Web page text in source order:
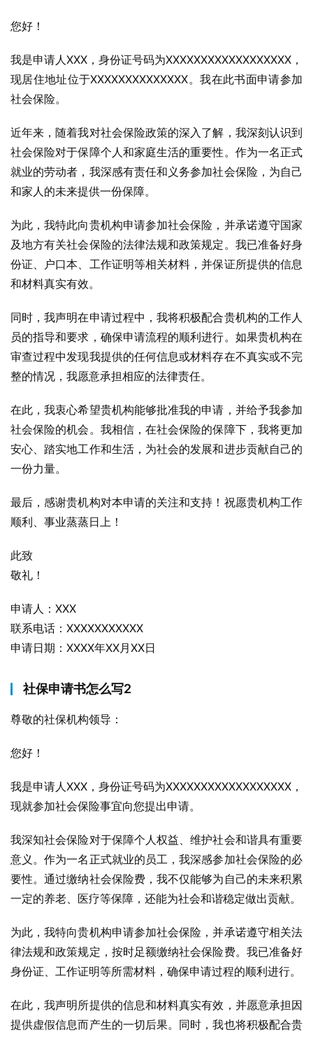
您好！
我是申请人XXX，身份证号码为XXXXXXXXXXXXXXXXXX，
现居住地址位于XXXXXXXXXXXXXX。我在此书面申请参加
社会保险。
近年来，随着我对社会保险政策的深入了解，我深刻认识到
社会保险对于保障个人和家庭生活的重要性。作为一名正式
就业的劳动者，我深感有责任和义务参加社会保险，为自己
和家人的未来提供一份保障。
为此，我特此向贵机构申请参加社会保险，并承诺遵守国家
及地方有关社会保险的法律法规和政策规定。我已准备好身
份证、户口本、工作证明等相关材料，并保证所提供的信息
和材料真实有效。
同时，我声明在申请过程中，我将积极配合贵机构的工作人
员的指导和要求，确保申请流程的顺利进行。如果贵机构在
审查过程中发现我提供的任何信息或材料存在不真实或不完
整的情况，我愿意承担相应的法律责任。
在此，我衷心希望贵机构能够批准我的申请，并给予我参加
社会保险的机会。我相信，在社会保险的保障下，我将更加
安心、踏实地工作和生活，为社会的发展和进步贡献自己的
一份力量。
最后，感谢贵机构对本申请的关注和支持！祝愿贵机构工作
顺利、事业蒸蒸日上！
此致
敬礼！
申请人：XXX
联系电话：XXXXXXXXXXX
申请日期：XXXX年XX月XX日
社保申请书怎么写2
尊敬的社保机构领导：
您好！
我是申请人XXX，身份证号码为XXXXXXXXXXXXXXXXXX，
现就参加社会保险事宜向您提出申请。
我深知社会保险对于保障个人权益、维护社会和谐具有重要
意义。作为一名正式就业的员工，我深感参加社会保险的必
要性。通过缴纳社会保险费，我不仅能够为自己的未来积累
一定的养老、医疗等保障，还能为社会和谐稳定做出贡献。
为此，我特向贵机构申请参加社会保险，并承诺遵守相关法
律法规和政策规定，按时足额缴纳社会保险费。我已准备好
身份证、工作证明等所需材料，确保申请过程的顺利进行。
在此，我声明所提供的信息和材料真实有效，并愿意承担因
提供虚假信息而产生的一切后果。同时，我也将积极配合贵